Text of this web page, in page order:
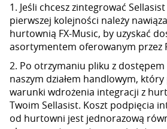
1. Jeśli chcesz zintegrować
pierwszej kolejności należy
hurtownią FX-Music, by uzyskać
asortymentem oferowanym przez
2. Po otrzymaniu pliku z
naszym działem handlowym,
warunki wdrożenia integracji z
Twoim Sellasist. Koszt podpięcia
od hurtowni jest jednorazową